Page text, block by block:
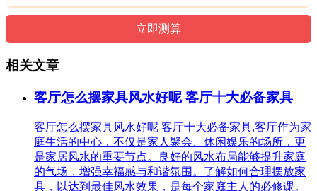
相关文章
客厅怎么摆家具风水好呢 客厅十大必备家具
客厅怎么摆家具风水好呢 客厅十大必备家具,客厅作为家
庭生活的中心，不仅是家人聚会、休闲娱乐的场所，更
是家居风水的重要节点。良好的风水布局能够提升家庭
的气场，增强幸福感与和谐氛围。了解如何合理摆放家
具，以达到最佳风水效果，是每个家庭主人的必修课。